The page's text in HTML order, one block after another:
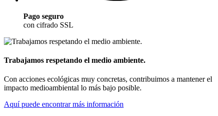
Pago seguro
con cifrado SSL
Trabajamos respetando el medio ambiente.
Con acciones ecológicas muy concretas, contribuimos a mantener el
impacto medioambiental lo más bajo posible.
Aquí puede encontrar más información